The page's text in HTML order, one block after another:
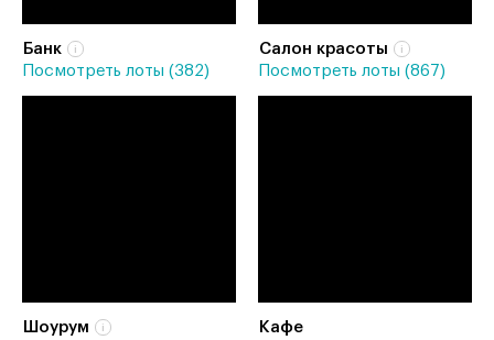
Банк
Посмотреть лоты (382)
Салон красоты
Посмотреть лоты (867)
Шоурум
Кафе